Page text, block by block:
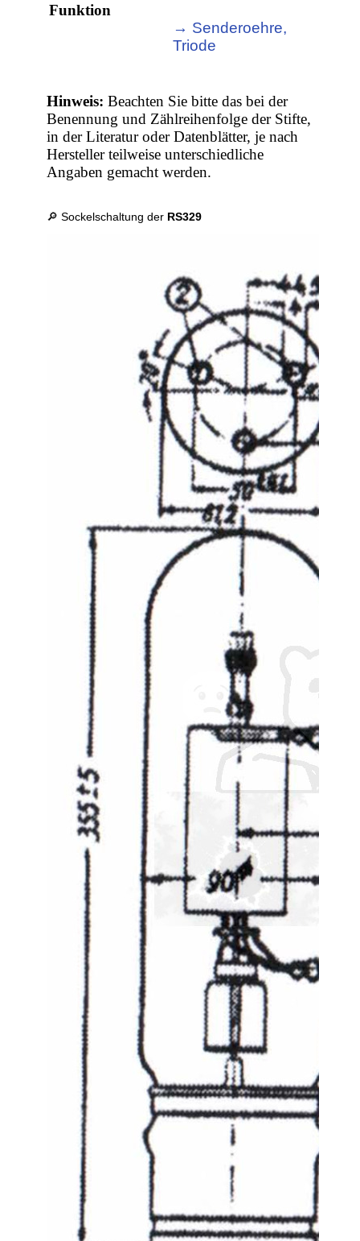
Funktion
→ Senderoehre,
Triode
Hinweis: Beachten Sie bitte das bei der
Benennung und Zählreihenfolge der Stifte,
in der Literatur oder Datenblätter, je nach
Hersteller teilweise unterschiedliche
Angaben gemacht werden.
🔎 Sockelschaltung der RS329